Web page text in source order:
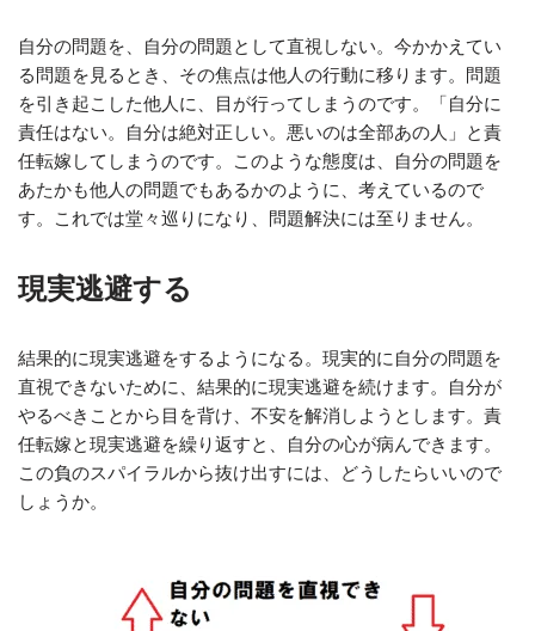
自分の問題を、自分の問題として直視しない。今かかえてい
る問題を見るとき、その焦点は他人の行動に移ります。問題
を引き起こした他人に、目が行ってしまうのです。「自分に
責任はない。自分は絶対正しい。悪いのは全部あの人」と責
任転嫁してしまうのです。このような態度は、自分の問題を
あたかも他人の問題でもあるかのように、考えているので
す。これでは堂々巡りになり、問題解決には至りません。
現実逃避する
結果的に現実逃避をするようになる。現実的に自分の問題を
直視できないために、結果的に現実逃避を続けます。自分が
やるべきことから目を背け、不安を解消しようとします。責
任転嫁と現実逃避を繰り返すと、自分の心が病んできます。
この負のスパイラルから抜け出すには、どうしたらいいので
しょうか。